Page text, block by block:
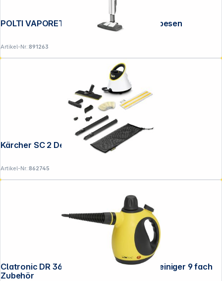
POLTI VAPORETTO SV610 STYLE Dampfbesen
Artikel-Nr.:891263
Kärcher SC 2 Deluxe
Artikel-Nr.:862745
Clatronic DR 3653 gelb-schwarz Dampfreiniger 9 fach
Zubehör